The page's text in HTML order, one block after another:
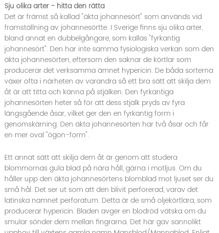
Sju olika arter - hitta den rätta
Det är främst så kallad "äkta johannesört" som används vid
framställning av johannesörtte. I Sverige finns sju olika arter,
bland annat en dubbelgångare, som kallas "fyrkantig
johannesört". Den har inte samma fysiologiska verkan som den
äkta johannesörten, eftersom den saknar de körtlar som
producerar det verksamma ämnet hypericin. De båda sorterna
växer ofta i närheten av varandra så ett bra sätt att skilja dem
åt är att titta och känna på stjälken. Den fyrkantiga
johannesörten heter så för att dess stjälk pryds av fyra
längsgående åsar, vilket ger den en fyrkantig form i
genomskärning. Den äkta johannesörten har två åsar och får
en mer oval "ögon-form".
Ett annat sätt att skilja dem åt är genom att studera
blommornas gula blad på nära håll, gärna i motljus. Om du
håller upp den äkta johannesörtens blomblad mot ljuset ser du
små hål. Det ser ut som att den blivit perforerad, varav det
latinska namnet perforatum. Detta är de små oljekörtlara, som
producerar hypericin. Bladen avger en blodröd vätska om du
smular sönder dem mellan fingrarna. Det här gav sannolikt